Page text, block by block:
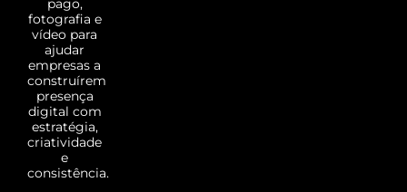
pago,
fotografia e
vídeo para
ajudar
empresas a
construírem
presença
digital com
estratégia,
criatividade
e
consistência.